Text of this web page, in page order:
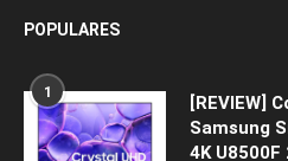
POPULARES
1
[REVIEW]
Samsung
4K U8500F